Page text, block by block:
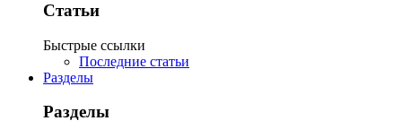
Статьи
Быстрые ссылки
Последние статьи
Разделы
Разделы